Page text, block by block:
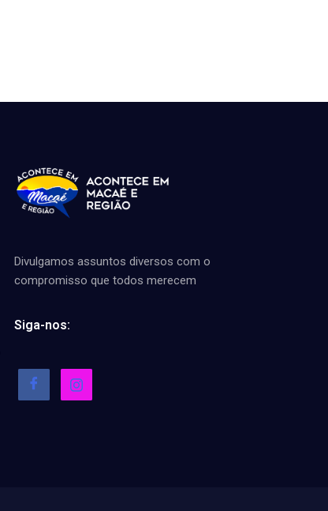
Divulgamos assuntos diversos com o
compromisso que todos merecem
Siga-nos: